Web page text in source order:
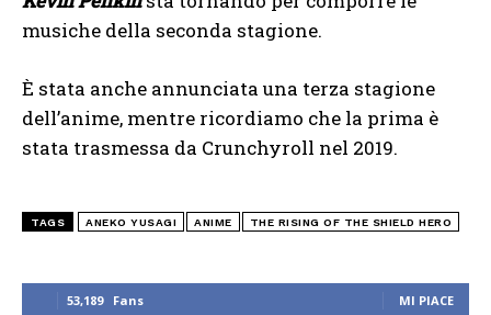
53,189 Fans MI PIACE
musiche della seconda stagione.
È stata anche annunciata una terza stagione
dell’anime, mentre ricordiamo che la prima è
stata trasmessa da Crunchyroll nel 2019.
TAGS ANEKO YUSAGI ANIME THE RISING OF THE SHIELD HERO